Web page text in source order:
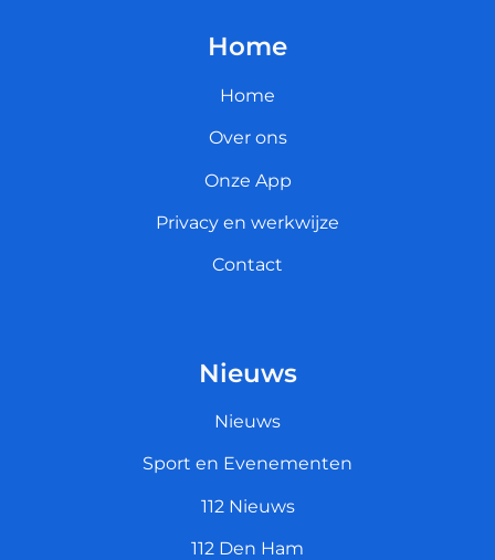
Home
Home
Over ons
Onze App
Privacy en werkwijze
Contact
Nieuws
Nieuws
Sport en Evenementen
112 Nieuws
112 Den Ham